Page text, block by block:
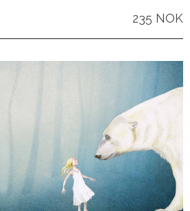
235 NOK